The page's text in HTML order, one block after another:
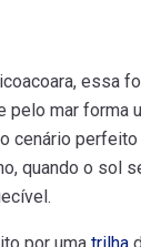
essa
mar forma
cenário
quando o sol